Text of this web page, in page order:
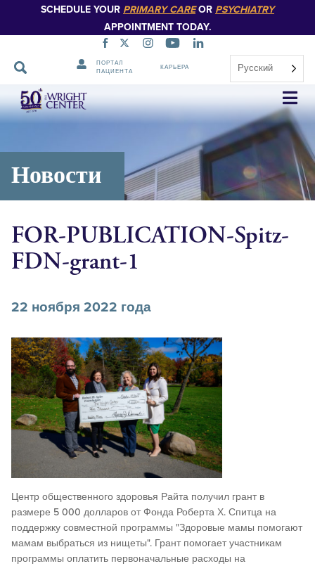
SCHEDULE YOUR PRIMARY CAREOR PSYCHIATRY
APPOINTMENT TODAY.
ПОРТАЛ
ПАЦИЕНТА
КАРЬЕРА Русский
Пропустить
навигацию
Новости
FOR-PUBLICATION-Spitz-
FDN-grant-1
22 ноября 2022 года
Центр общественного здоровья Райта получил грант в
размере 5 000 долларов от Фонда Роберта Х. Спитца на
поддержку совместной программы "Здоровые мамы помогают
мамам выбраться из нищеты". Грант помогает участникам
программы оплатить первоначальные расходы на